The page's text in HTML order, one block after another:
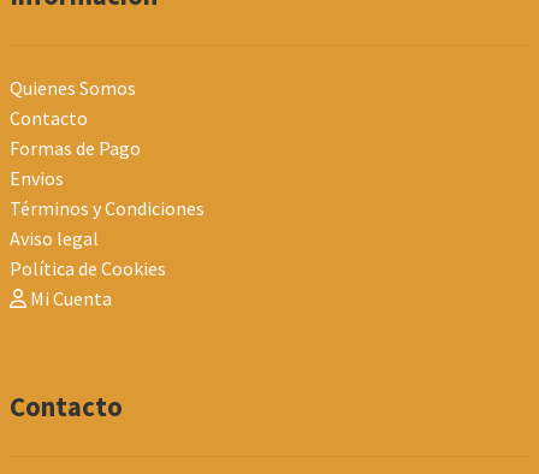
Quienes Somos
Contacto
Formas de Pago
Envios
Términos y Condiciones
Aviso legal
Política de Cookies
Mi Cuenta
Contacto